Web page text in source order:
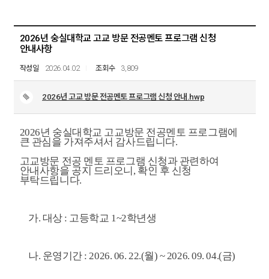
2026년 숭실대학교 고교 방문 전공멘토 프로그램 신청
안내사항
2026.04.02 3,809
2026년 고교 방문 전공멘토 프로그램 신청 안내.hwp
2026년 숭실대학교 고교방문 전공멘토 프로그램에
큰 관심을 가져주셔서 감사드립니다.
고교방문 전공 멘토 프로그램 신청과 관련하여
안내사항을 공지 드리오니 , 확인 후 신청
부탁드립니다.
가. 대상: 고등학교 1~2학년생
나. 운영기간: 2026. 06. 22.(월) ~ 2026. 09. 04.(금)